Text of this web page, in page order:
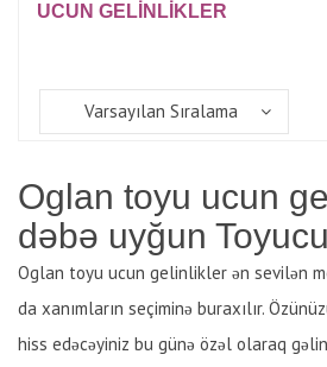
UCUN GELINLIKLER
Varsayılan Sıralama
Oglan toyu ucun
dəbə uyğun
Oglan toyu ucun gelinlikler ən sevilən
da xanımların seçiminə buraxılır.
hiss edəcəyiniz bu günə özəl olaraq